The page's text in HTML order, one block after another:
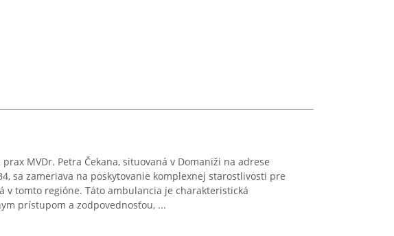
MVDr. Petra Čekana, situovaná v Domaniži na adrese
sa zameriava na poskytovanie komplexnej starostlivosti pre
v tomto regióne. Táto ambulancia je charakteristická
prístupom a zodpovednosťou, ...